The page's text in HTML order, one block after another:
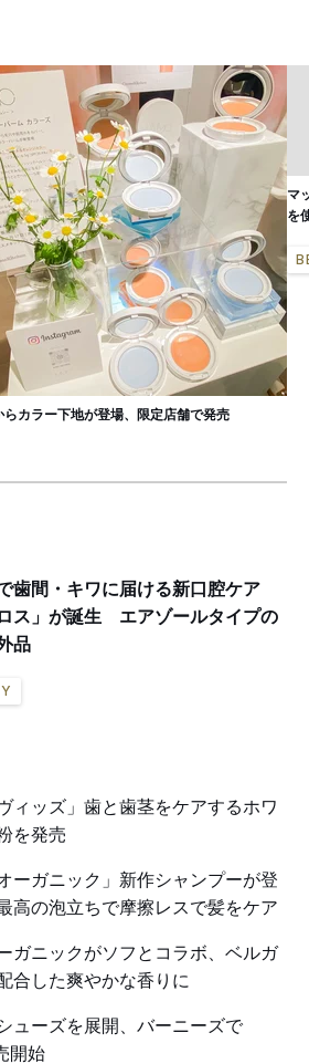
カラー下地が登場、限定店舗で発売
マ
を
歯間・キワに届ける新口腔ケア
ロス」が誕生 エアゾールタイプの
品
ィッズ」歯と歯茎をケアするホワ
を発売
ーガニック」新作シャンプーが登
の泡立ちで摩擦レスで髪をケア
ガニックがソフとコラボ、ベルガ
合した爽やかな香りに
ューズを展開、バーニーズで
開始